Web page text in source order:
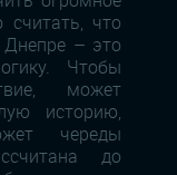
что
Днепре – это
Чтобы
может
историю,
череды
до